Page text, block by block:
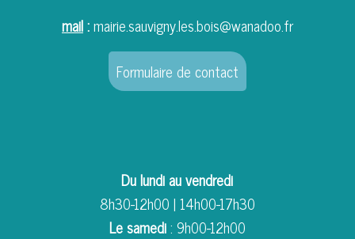
mail:mairie.sauvigny.les.bois@wanadoo.fr
Formulaire de contact
Du lundi au vendredi
8h30-12h00 | 14h00-17h30
Le samedi: 9h00-12h00